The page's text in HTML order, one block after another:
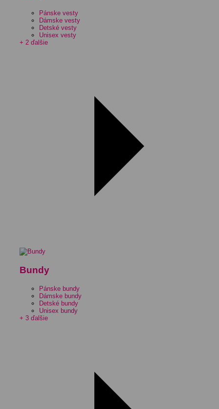
Pánske vesty
Dámske vesty
Detské vesty
Unisex vesty
+ 2 ďalšie
Bundy
Pánske bundy
Dámske bundy
Detské bundy
Unisex bundy
+ 3 ďalšie